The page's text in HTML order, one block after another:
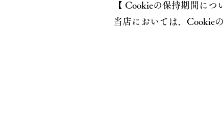
【 Cookieの保持期間につ
当店においては、Cookie